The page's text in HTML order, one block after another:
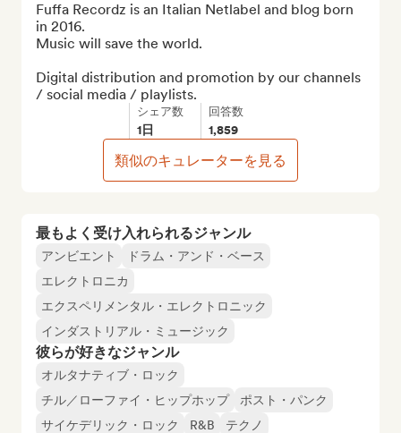
最もよく受け入れられるジャンル
アンビエント
ドラム・アンド・ベース
エレクトロニカ
エクスペリメンタル・エレクトロニック
インダストリアル・ミュージック
彼らが好きなジャンル
オルタナティブ・ロック
チル／ローファイ・ヒップホップ
ポスト・パンク
サイケデリック・ロック
R&B テクノ
Fuffa Recordz is an Italian Netlabel and blog born
in 2016.
Music will save the world.
Digital distribution and promotion by our channels
/ social media / playlists.
シェア数
1日
回答数
1,859
類似のキュレーターを見る